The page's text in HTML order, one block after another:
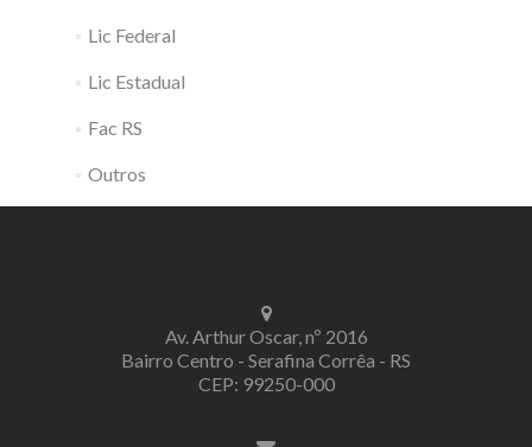
Lic Federal
Lic Estadual
Fac RS
Outros
Av. Arthur Oscar, nº 2016
Bairro Centro - Serafina Corrêa - RS
CEP: 99250-000